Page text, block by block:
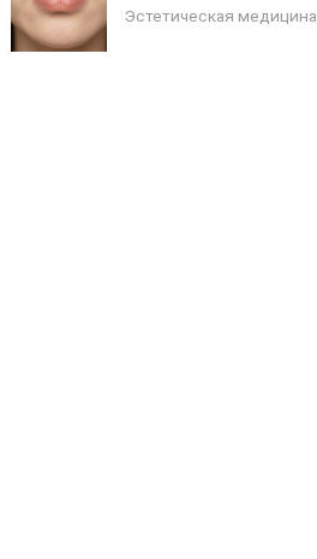
Эстетическая медицина